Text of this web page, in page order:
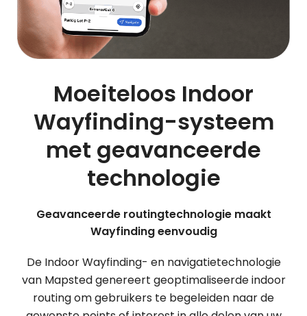
Moeiteloos Indoor
Wayfinding-systeem
met geavanceerde
technologie
Geavanceerde routingtechnologie maakt
Wayfinding eenvoudig
De Indoor Wayfinding- en navigatietechnologie
van Mapsted genereert geoptimaliseerde indoor
routing om gebruikers te begeleiden naar de